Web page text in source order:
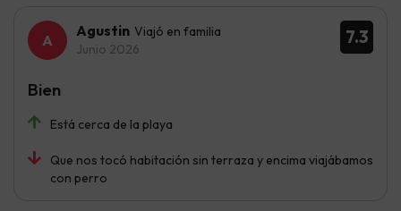
7.3
Agustin Viajó en familia
Junio 2026
Está cerca de la playa
Que nos tocó habitación sin terraza y encima viajábamos
con perro
Bien